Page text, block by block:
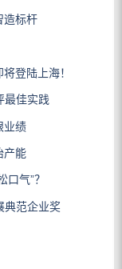
造标杆
登陆上海！
最佳实践
业绩
产能
气”？
典范企业奖